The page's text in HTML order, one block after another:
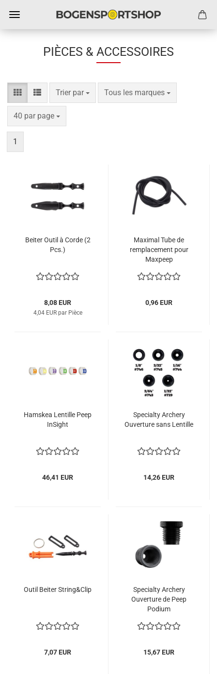
PIÈCES & ACCESSOIRES
Trier par
Trier par Tous les marques
par page
40 par page
par page
1
Beiter Outil à Corde (2
Pcs.)
8,08 EUR
4,04 EUR par Pièce
Maximal Tube de
remplacement pour
Maxpeep
0,96 EUR
Hamskea Lentille Peep
InSight
46,41 EUR
Specialty Archery
Ouverture sans Lentille
14,26 EUR
Outil Beiter String&Clip
7,07 EUR
Specialty Archery
Ouverture de Peep
Podium
15,67 EUR